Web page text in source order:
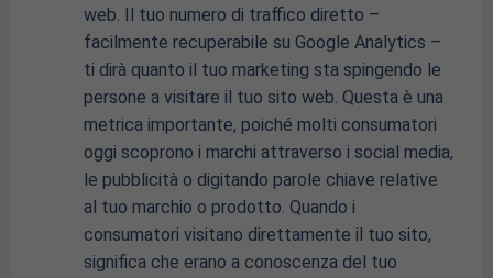
web. Il tuo numero di traffico diretto –
facilmente recuperabile su Google Analytics –
ti dirà quanto il tuo marketing sta spingendo le
persone a visitare il tuo sito web. Questa è una
metrica importante, poiché molti consumatori
oggi scoprono i marchi attraverso i social media,
le pubblicità o digitando parole chiave relative
al tuo marchio o prodotto. Quando i
consumatori visitano direttamente il tuo sito,
significa che erano a conoscenza del tuo